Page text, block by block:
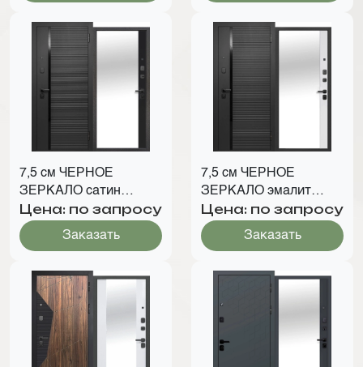
7,5 см ЧЕРНОЕ
ЗЕРКАЛО сатин
черный
Цена: по запросу
Заказать
7,5 см ЧЕРНОЕ
ЗЕРКАЛО эмалит
белый
Цена: по запросу
Заказать